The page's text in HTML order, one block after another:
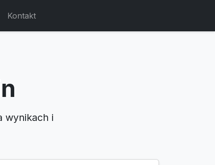
Kontakt
wynikach i